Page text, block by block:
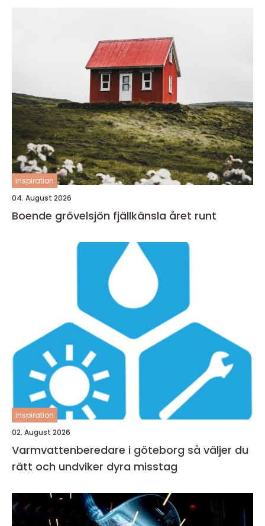
inspiration
04. August 2026
Boende grövelsjön fjällkänsla året runt
inspiration
02. August 2026
Varmvattenberedare i göteborg så väljer du
rätt och undviker dyra misstag